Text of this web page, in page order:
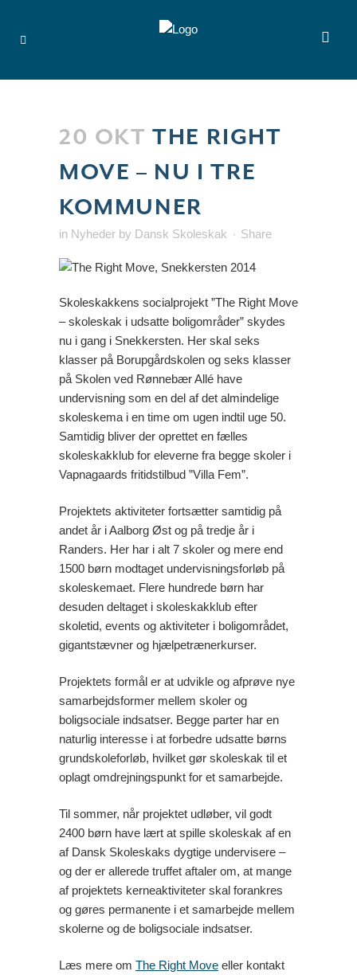
20 OKT THE RIGHT
MOVE – NU I TRE
KOMMUNER
in Nyheder by Dansk Skoleskak Share
Skoleskakkens socialprojekt ”The Right Move
– skoleskak i udsatte boligområder” skydes
nu i gang i Snekkersten. Her skal seks
klasser på Borupgårdskolen og seks klasser
på Skolen ved Rønnebær Allé have
undervisning som en del af det almindelige
skoleskema i en time om ugen indtil uge 50.
Samtidig bliver der oprettet en fælles
skoleskakklub for eleverne fra begge skoler i
Vapnagaards fritidstilbud ”Villa Fem”.
Projektets aktiviteter fortsætter samtidig på
andet år i Aalborg Øst og på tredje år i
Randers. Her har i alt 7 skoler og mere end
1500 børn modtaget undervisningsforløb på
skoleskemaet. Flere hundrede børn har
desuden deltaget i skoleskakklub efter
skoletid, events og aktiviteter i boligområdet,
gigantstævner og hjælpetrænerkurser.
Projektets formål er at udvikle og afprøve nye
samarbejdsformer mellem skoler og
boligsociale indsatser. Begge parter har en
naturlig interesse i at forbedre udsatte børns
grundskoleforløb, hvilket gør skoleskak til et
oplagt omdrejningspunkt for et samarbejde.
Til sommer, når projektet udløber, vil godt
2400 børn have lært at spille skoleskak af en
af Dansk Skoleskaks dygtige undervisere –
og der er allerede truffet aftaler om, at mange
af projektets kerneaktiviteter skal forankres
og gøres permanente i et samarbejde mellem
skolerne og de boligsociale indsatser.
Læs mere om The Right Move eller kontakt